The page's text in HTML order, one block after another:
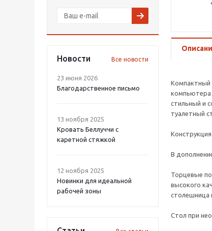
Новости Все новости
23 июня 2026
Благодарственное письмо
13 ноября 2025
Кровать Беллуччи с
каретной стяжкой
12 ноября 2025
Новинки для идеальной
рабочей зоны
Компактный
компьютера
стильный и
туалетный
В
Торцевые
высокого
столешница
Стол при